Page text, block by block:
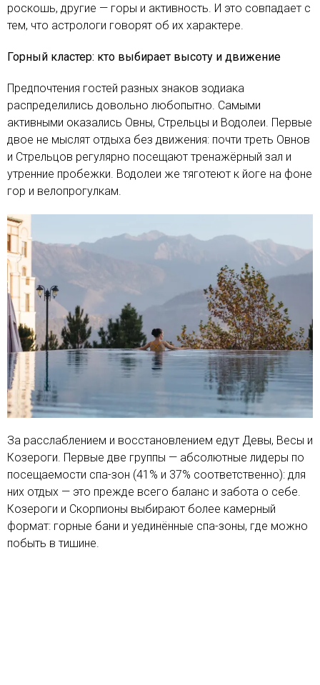
роскошь, другие — горы и активность. И это совпадает с
тем, что астрологи говорят об их характере.
Горный кластер: кто выбирает высоту и движение
Предпочтения гостей разных знаков зодиака
распределились довольно любопытно. Самыми
активными оказались Овны, Стрельцы и Водолеи. Первые
двое не мыслят отдыха без движения: почти треть Овнов
и Стрельцов регулярно посещают тренажёрный зал и
утренние пробежки. Водолеи же тяготеют к йоге на фоне
гор и велопрогулкам.
За расслаблением и восстановлением едут Девы, Весы и
Козероги. Первые две группы — абсолютные лидеры по
посещаемости спа-зон (41% и 37% соответственно): для
них отдых — это прежде всего баланс и забота о себе.
Козероги и Скорпионы выбирают более камерный
формат: горные бани и уединённые спа-зоны, где можно
побыть в тишине.